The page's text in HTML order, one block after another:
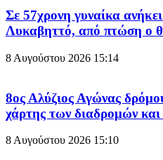
Σε 57χρονη γυναίκα
Λυκαβηττό, από πτώση ο
8 Αυγούστου 2026 15:14
8ος Αλύζιος Αγώνας
χάρτης των διαδρομών
8 Αυγούστου 2026 15:10